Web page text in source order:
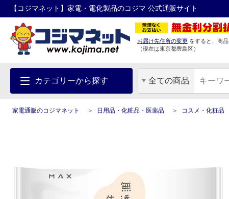
【コジマネット】家電・電化製品のコジマ 公式通販サイト
お届け先住所の変更 をすると、商
（現在は東京都豊島区）
カテゴリーから探す 全ての商品
家電通販のコジマネット 日用品・化粧品・医薬品 コスメ・化粧品